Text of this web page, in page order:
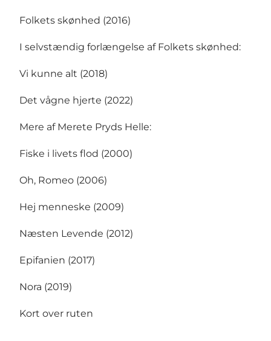
Folkets skønhed (2016)
I selvstændig forlængelse af Folkets skønhed:
Vi kunne alt (2018)
Det vågne hjerte (2022)
Mere af Merete Pryds Helle:
Fiske i livets flod (2000)
Oh, Romeo (2006)
Hej menneske (2009)
Næsten Levende (2012)
Epifanien (2017)
Nora (2019)
Kort over ruten